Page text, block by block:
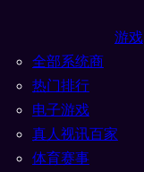
游戏
全部系统商
热门排行
电子游戏
真人视讯百家
体育赛事